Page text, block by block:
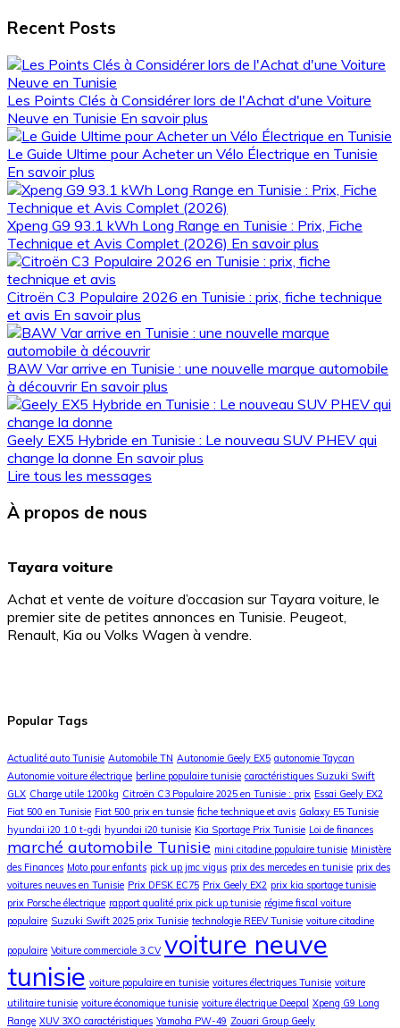
Recent Posts
Les Points Clés à Considérer lors de l'Achat d'une Voiture
Neuve en Tunisie En savoir plus
Le Guide Ultime pour Acheter un Vélo Électrique en Tunisie
En savoir plus
Xpeng G9 93.1 kWh Long Range en Tunisie : Prix, Fiche
Technique et Avis Complet (2026) En savoir plus
Citroën C3 Populaire 2026 en Tunisie : prix, fiche technique
et avis En savoir plus
BAW Var arrive en Tunisie : une nouvelle marque automobile
à découvrir En savoir plus
Geely EX5 Hybride en Tunisie : Le nouveau SUV PHEV qui
change la donne En savoir plus
Lire tous les messages
À propos de nous
Tayara voiture
Achat et vente de voiture d’occasion sur Tayara voiture, le
premier site de petites annonces en Tunisie. Peugeot,
Renault, Kia ou Volks Wagen à vendre.
Popular Tags
Actualité auto Tunisie Automobile TN Autonomie Geely EX5 autonomie Taycan
Autonomie voiture électrique berline populaire tunisie caractéristiques Suzuki Swift
GLX Charge utile 1200kg Citroën C3 Populaire 2025 en Tunisie : prix Essai Geely EX2
Fiat 500 en Tunisie Fiat 500 prix en tunsie fiche technique et avis Galaxy E5 Tunisie
hyundai i20 1.0 t-gdi hyundai i20 tunisie Kia Sportage Prix Tunisie Loi de finances
marché automobile Tunisie mini citadine populaire tunisie Ministère
des Finances Moto pour enfants pick up jmc vigus prix des mercedes en tunisie prix des
voitures neuves en Tunisie Prix DFSK EC75 Prix Geely EX2 prix kia sportage tunisie
prix Porsche électrique rapport qualité prix pick up tunisie régime fiscal voiture
populaire Suzuki Swift 2025 prix Tunisie technologie REEV Tunisie voiture citadine
populaire Voiture commerciale 3 CV voiture neuve
tunisie voiture populaire en tunisie voitures électriques Tunisie voiture
utilitaire tunisie voiture économique tunisie voiture électrique Deepal Xpeng G9 Long
Range XUV 3XO caractéristiques Yamaha PW-49 Zouari Group Geely